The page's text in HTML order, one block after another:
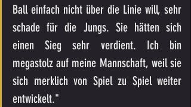
Ball einfach nicht über die Linie will, sehr
schade für die Jungs. Sie hätten sich
einen Sieg sehr verdient. Ich bin
megastolz auf meine Mannschaft, weil sie
sich merklich von Spiel zu Spiel weiter
entwickelt."